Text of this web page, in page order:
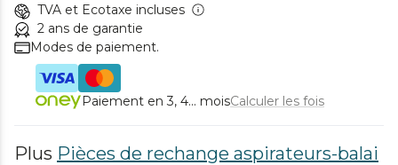
TVA et Ecotaxe incluses
2 ans de garantie
Modes de paiement.
Paiement en 3, 4... moisCalculer les fois
Plus Pièces de rechange aspirateurs-balai